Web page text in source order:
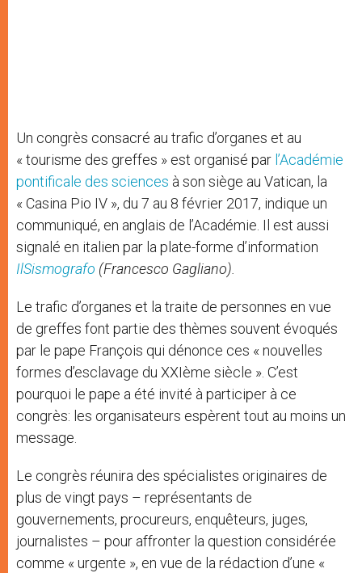
Un congrès consacré au trafic d’organes et au
« tourisme des greffes » est organisé par l’Académie
pontificale des sciences à son siège au Vatican, la
« Casina Pio IV », du 7 au 8 février 2017, indique un
communiqué, en anglais de l’Académie. Il est aussi
signalé en italien par la plate-forme d’information
IlSismografo (Francesco Gagliano).
Le trafic d’organes et la traite de personnes en vue
de greffes font partie des thèmes souvent évoqués
par le pape François qui dénonce ces « nouvelles
formes d’esclavage du XXIème siècle ». C’est
pourquoi le pape a été invité à participer à ce
congrès: les organisateurs espèrent tout au moins un
message.
Le congrès réunira des spécialistes originaires de
plus de vingt pays – représentants de
gouvernements, procureurs, enquêteurs, juges,
journalistes – pour affronter la question considérée
comme « urgente », en vue de la rédaction d’une «